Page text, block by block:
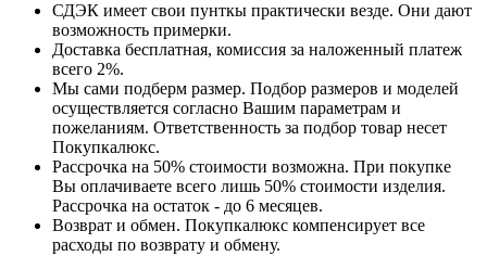
СДЭК имеет свои пунткы практически везде. Они дают
возможность примерки.
Доставка бесплатная, комиссия за наложенный платеж
всего 2%.
Мы сами подберм размер. Подбор размеров и моделей
осуществляется согласно Вашим параметрам и
пожеланиям. Ответственность за подбор товар несет
Покупкалюкс.
Рассрочка на 50% стоимости возможна. При покупке
Вы оплачиваете всего лишь 50% стоимости изделия.
Рассрочка на остаток - до 6 месяцев.
Возврат и обмен. Покупкалюкс компенсирует все
расходы по возврату и обмену.